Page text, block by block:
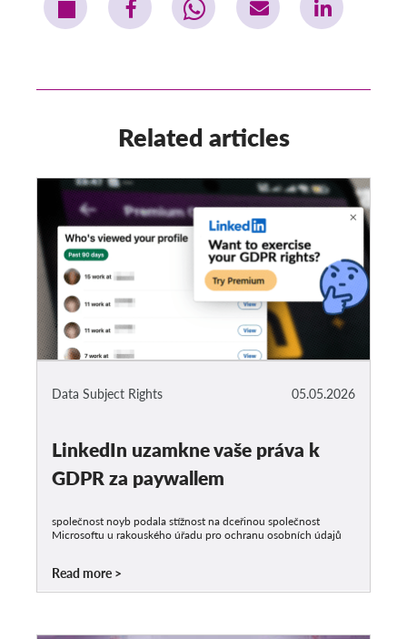
Related articles
05.05.2026
Data Subject Rights
LinkedIn uzamkne vaše práva k
GDPR za paywallem
společnost noyb podala stížnost na dceřinou společnost
Microsoftu u rakouského úřadu pro ochranu osobních údajů
Read more